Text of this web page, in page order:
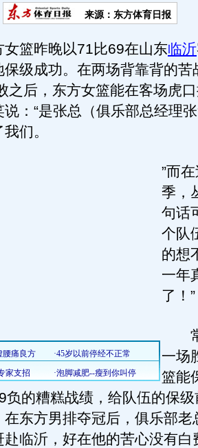
来源：东方体育日报
女篮昨晚以71比69在山东临沂
保级成功。在两场背靠背的苦
之后，东方女篮能在客场虎
：“是张总（俱乐部总经理
们。
”而
季，
句话
个队
的想
一年
了！”
常
一场
篮能
负的糟糕战绩，给队伍的保
在东方男排夺冠后，俱乐部老
赴临沂，好在他的苦心没有白